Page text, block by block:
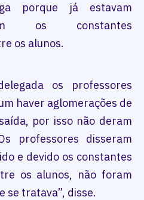
porque já estavam
os constantes
os alunos.
os professores
haver aglomerações de
por isso não deram
professores disseram
e devido os constantes
os alunos, não foram
se tratava”, disse.